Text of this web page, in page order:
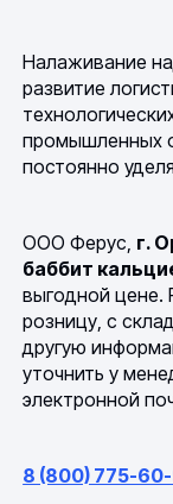
Налаживание
развитие
промышленных
постоянно
ООО Ферус, г.
баббит
выгодной цене.
розницу, с
другую
уточнить у
электронной
8 (800) 775-